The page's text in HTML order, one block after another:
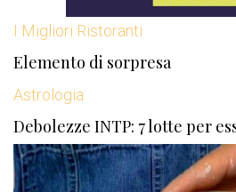
I Migliori Ristoranti
Elemento di sorpresa
Astrologia
Debolezze INTP: 7 lotte per